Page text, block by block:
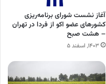
آغاز نشست شورای برنامه‌ریزی
کشورهای عضو اکو از فردا در تهران
– هشت صبح
۱۴۰۳, اسفند ۵